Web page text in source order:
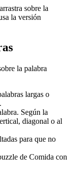
sobre la
la versión
la palabra
largas o
Según la
diagonal o al
para que no
de Comida con